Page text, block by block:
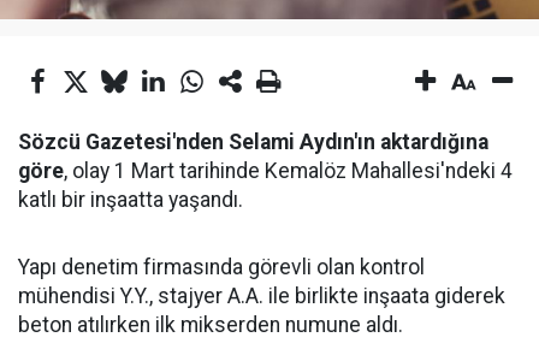
Sözcü Gazetesi'nden Selami Aydın'ın aktardığına
göre, olay 1 Mart tarihinde Kemalöz Mahallesi'ndeki 4
katlı bir inşaatta yaşandı.
Yapı denetim firmasında görevli olan kontrol
mühendisi Y.Y., stajyer A.A. ile birlikte inşaata giderek
beton atılırken ilk mikserden numune aldı.